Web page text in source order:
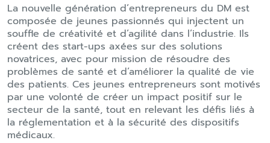
La nouvelle génération d’entrepreneurs du DM est
composée de jeunes passionnés qui injectent un
souffle de créativité et d’agilité dans l’industrie. Ils
créent des start-ups axées sur des solutions
novatrices, avec pour mission de résoudre des
problèmes de santé et d’améliorer la qualité de vie
des patients. Ces jeunes entrepreneurs sont motivés
par une volonté de créer un impact positif sur le
secteur de la santé, tout en relevant les défis liés à
la réglementation et à la sécurité des dispositifs
médicaux.